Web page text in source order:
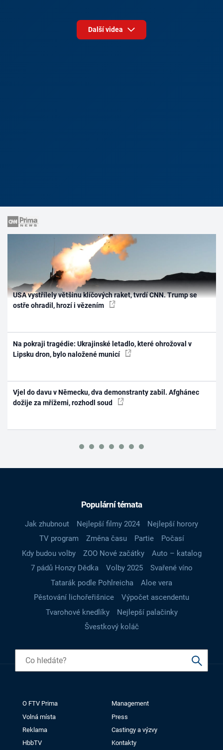
Další videa
USA vystřílely většinu klíčových raket, tvrdí CNN. Trump se
ostře ohradil, hrozí i vězením
Na pokraji tragédie: Ukrajinské letadlo, které ohrožoval v
Lipsku dron, bylo naložené municí
Vjel do davu v Německu, dva demonstranty zabil. Afghánec
dožije za mřížemi, rozhodl soud
Populární témata
Jak zhubnout Nejlepší filmy 2024
Nejlepší horory
TV program
Změna času Partie
Počasí
Kdy budou volby
ZOO Nové začátky
Auto – katalog
7 pádů Honzy Dědka
Volby 2025
Svařené víno
Tatarák podle Pohlreicha
Aloe vera
Pěstování lichořeřišnice
Výpočet ascendentu
Tvarohové knedlíky
Nejlepší palačinky
Švestkový koláč
O FTV Prima
Management
Volná místa
Press
Reklama
Castingy a výzvy
HbbTV
Kontakty